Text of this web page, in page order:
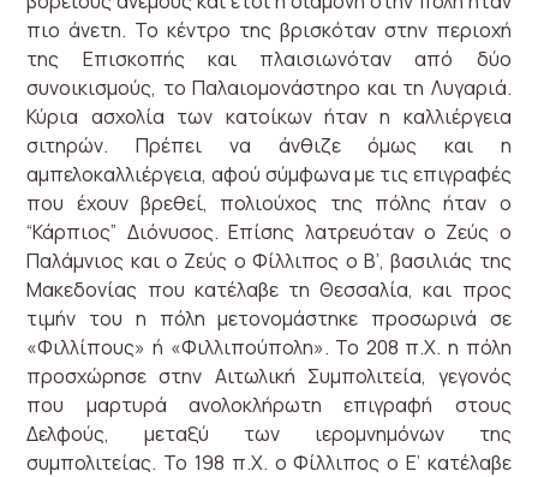
πιο άνετη. Το κέντρο της βρισκόταν στην περιοχή
της Επισκοπής και πλαισιωνόταν από δύο
συνοικισμούς, το Παλαιομονάστηρο και τη Λυγαριά.
Κύρια ασχολία των κατοίκων ήταν η καλλιέργεια
σιτηρών. Πρέπει να άνθιζε όμως και η
αμπελοκαλλιέργεια, αφού σύμφωνα με τις επιγραφές
που έχουν βρεθεί, πολιούχος της πόλης ήταν ο
“Κάρπιος” Διόνυσος. Επίσης λατρευόταν ο Ζεύς ο
Παλάμνιος και ο Ζεύς ο Φίλλιπος ο Β’, βασιλιάς της
Μακεδονίας που κατέλαβε τη Θεσσαλία, και προς
τιμήν του η πόλη μετονομάστηκε προσωρινά σε
«Φιλλίπους» ή «Φιλλιπούπολη». Το 208 π.Χ. η πόλη
προσχώρησε στην Αιτωλική Συμπολιτεία, γεγονός
που μαρτυρά ανολοκλήρωτη επιγραφή στους
Δελφούς, μεταξύ των ιερομνημόνων της
συμπολιτείας. Το 198 π.Χ. ο Φίλλιπος ο Ε’ κατέλαβε